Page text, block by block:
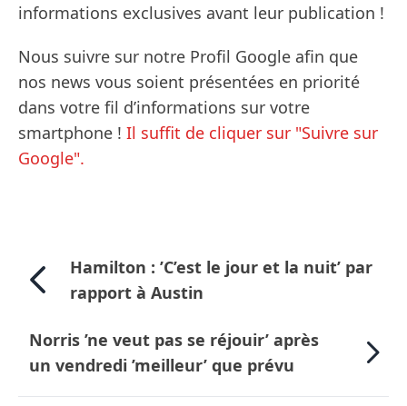
informations exclusives avant leur publication !
Nous suivre sur notre Profil Google afin que
nos news vous soient présentées en priorité
dans votre fil d’informations sur votre
smartphone ! Il suffit de cliquer sur "Suivre sur
Google".
Hamilton : ’C’est le jour et la nuit’ par
rapport à Austin
Norris ’ne veut pas se réjouir’ après
un vendredi ’meilleur’ que prévu